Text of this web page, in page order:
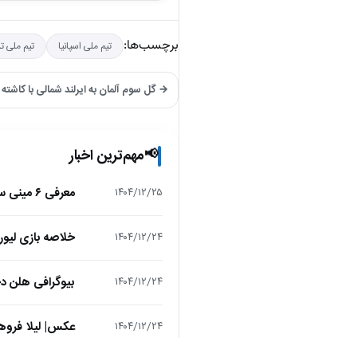
برچسب‌ها: تیم ملی اسپانیا تیم ملی
→ گل سوم آلمان به ایرلند شمالی با
📢مهم‌ترین اخبار
۱۴۰۴/۱۲/۲۵ معرفی ۶ مینی سریال ۲۰۲۵ که نباید از دست بدهید!
۱۴۰۴/۱۲/۲۴ خلاصه بازی لیورپول 1 – تاتنهام 1 (لیگ
۱۴۰۴/۱۲/۲۴ بیوگرافی
۱۴۰۴/۱۲/۲۴ عکس| لیلا